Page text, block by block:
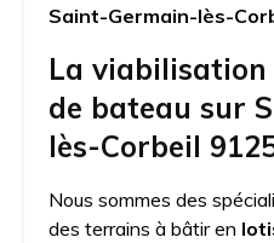
Saint-Germain-lès-
La
de bateau sur
lès-Corbeil
Nous sommes des
des terrains à bâtir en